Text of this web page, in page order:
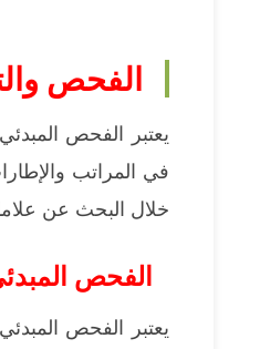
الفحص
يعتبر الفحص
في المراتب
خلال البحث عن
الفحص
يعتبر الفحص